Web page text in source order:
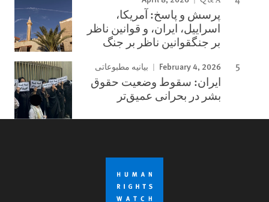
پرسش و پاسخ: آمریکا،
اسراییل، ایران، و قوانین ناظر
بر جنگقوانین ناظر بر جنگ
February 4, 2026 بیانیه مطبوعاتی
ایران: سقوط وضعیت حقوق
بشر در بحرانی عمیق‌تر